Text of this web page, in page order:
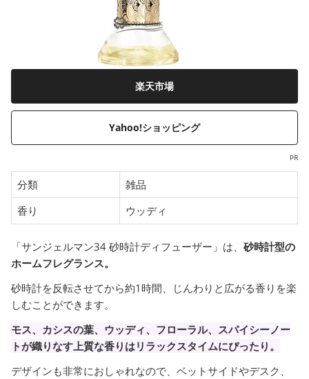
楽天市場
Yahoo!ショッピング
PR
分類
雑品
香り
ウッディ
「サンジェルマン34 砂時計ディフューザー」は、 砂時計型の
ホームフレグランス。
砂時計を反転させてから約1時間、じんわりと広がる香りを楽
しむことができます。
モス、カシスの葉、ウッディ、フローラル、スパイシーノー
トが織りなす上質な香りはリラックスタイムにぴったり。
デザインも非常におしゃれなので、ベットサイドやデスク、